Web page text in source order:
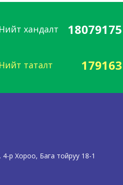
Нийт хандалт 18079175
Нийт таталт 179163
4-р Хороо, Бага тойруу 18-1